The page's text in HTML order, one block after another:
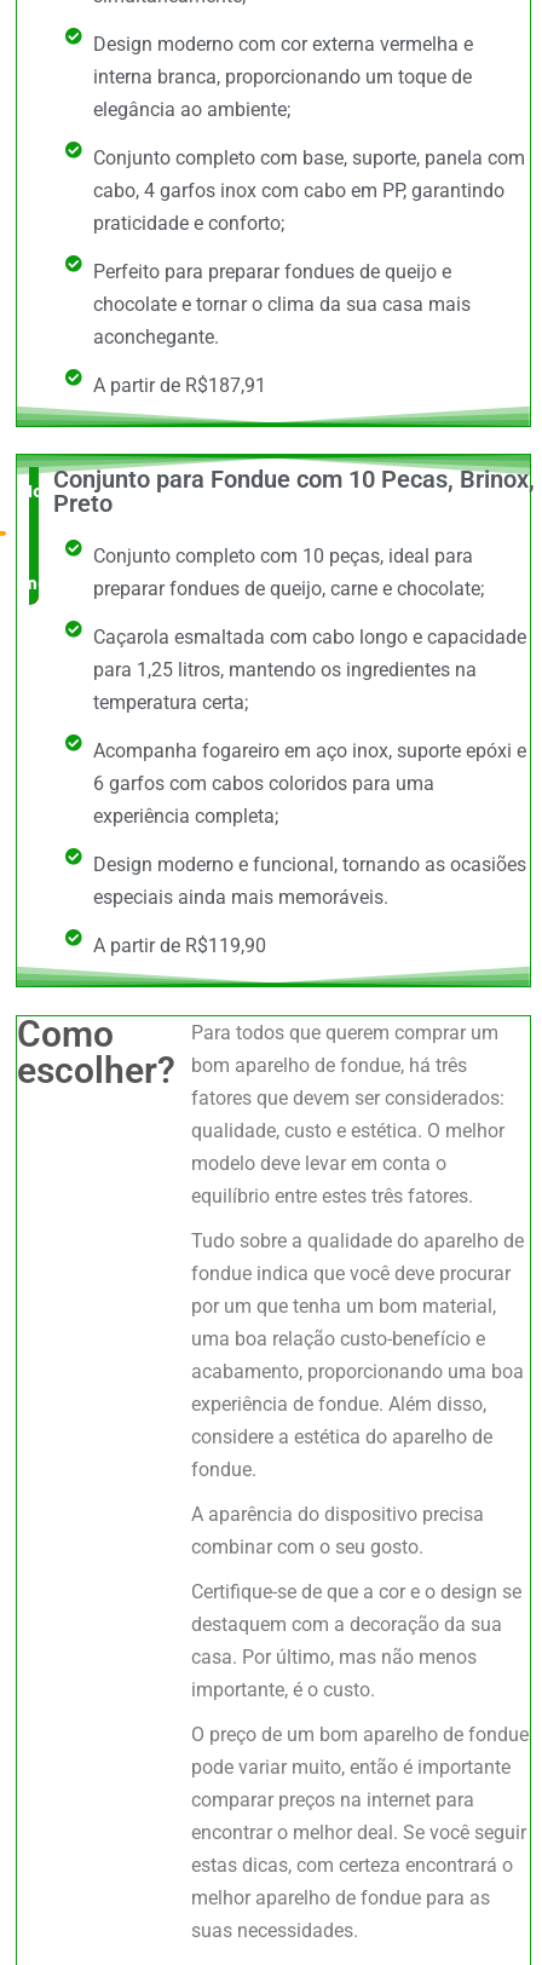
Design moderno com cor externa vermelha e
interna branca, proporcionando um toque de
elegância ao ambiente;
Conjunto completo com base, suporte, panela com
cabo, 4 garfos inox com cabo em PP, garantindo
praticidade e conforto;
Perfeito para preparar fondues de queijo e
chocolate e tornar o clima da sua casa mais
aconchegante.
A partir de R$187,91
Novidade
no
mercado
Conjunto para Fondue com 10 Pecas, Brinox,
Preto
Conjunto completo com 10 peças, ideal para
preparar fondues de queijo, carne e chocolate;
Caçarola esmaltada com cabo longo e capacidade
para 1,25 litros, mantendo os ingredientes na
temperatura certa;
Acompanha fogareiro em aço inox, suporte epóxi e
6 garfos com cabos coloridos para uma
experiência completa;
Design moderno e funcional, tornando as ocasiões
especiais ainda mais memoráveis.
A partir de R$119,90
Como
escolher?
Para todos que querem comprar um
bom aparelho de fondue, há três
fatores que devem ser considerados:
qualidade, custo e estética. O melhor
modelo deve levar em conta o
equilíbrio entre estes três fatores.
Tudo sobre a qualidade do aparelho de
fondue indica que você deve procurar
por um que tenha um bom material,
uma boa relação custo-benefício e
acabamento, proporcionando uma boa
experiência de fondue. Além disso,
considere a estética do aparelho de
fondue.
A aparência do dispositivo precisa
combinar com o seu gosto.
Certifique-se de que a cor e o design se
destaquem com a decoração da sua
casa. Por último, mas não menos
importante, é o custo.
O preço de um bom aparelho de fondue
pode variar muito, então é importante
comparar preços na internet para
encontrar o melhor deal. Se você seguir
estas dicas, com certeza encontrará o
melhor aparelho de fondue para as
suas necessidades.